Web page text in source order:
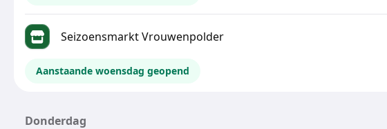
Seizoensmarkt Vrouwenpolder
Aanstaande woensdag geopend
Donderdag